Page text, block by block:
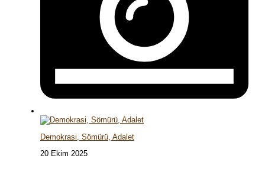
Demokrasi, Sömürü, Adalet
20 Ekim 2025